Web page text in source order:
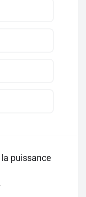
puissance